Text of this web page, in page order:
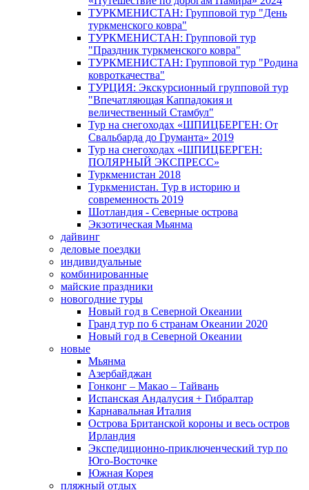
ТУРКМЕНИСТАН: Групповой тур "День
туркменского ковра"
ТУРКМЕНИСТАН: Групповой тур
"Праздник туркменского ковра"
ТУРКМЕНИСТАН: Групповой тур "Родина
ковроткачества"
ТУРЦИЯ: Экскурсионный групповой тур
"Впечатляющая Каппадокия и
величественный Стамбул"
Тур на снегоходах «ШПИЦБЕРГЕН: От
Свальбарда до Груманта» 2019
Тур на снегоходах «ШПИЦБЕРГЕН:
ПОЛЯРНЫЙ ЭКСПРЕСС»
Туркменистан 2018
Туркменистан. Тур в историю и
современность 2019
Шотландия - Северные острова
Экзотическая Мьянма
дайвинг
деловые поездки
индивидуальные
комбинированные
майские праздники
новогодние туры
Новый год в Северной Океании
Гранд тур по 6 странам Океании 2020
Новый год в Северной Океании
новые
Мьянма
Азербайджан
Гонконг – Макао – Тайвань
Испанская Андалусия + Гибралтар
Карнавальная Италия
Острова Британской короны и весь остров
Ирландия
Экспедиционно-приключенческий тур по
Юго-Восточке
Южная Корея
пляжный отдых